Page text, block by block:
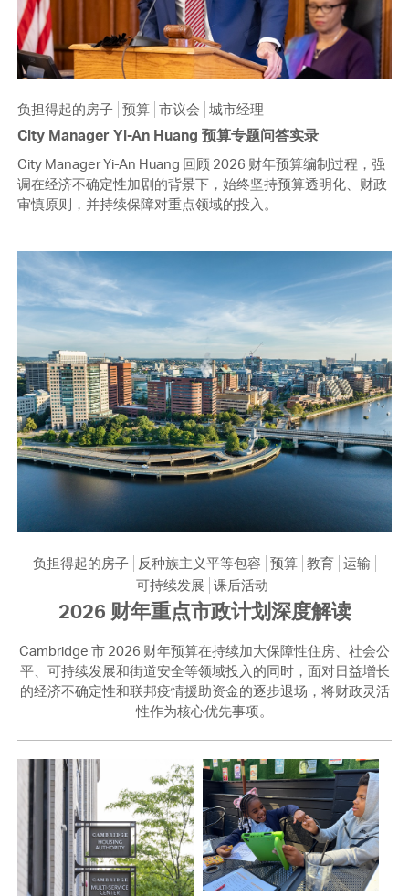
负担得起的房子 预算 市议会 城市经理
City Manager Yi-An Huang 预算专题问答实录
City Manager Yi-An Huang 回顾 2026 财年预算编制过程，强
调在经济不确定性加剧的背景下，始终坚持预算透明化、财政
审慎原则，并持续保障对重点领域的投入。
负担得起的房子 反种族主义平等包容 预算 教育 运输
可持续发展 课后活动
2026 财年重点市政计划深度解读
Cambridge 市 2026 财年预算在持续加大保障性住房、社会公
平、可持续发展和街道安全等领域投入的同时，面对日益增长
的经济不确定性和联邦疫情援助资金的逐步退场，将财政灵活
性作为核心优先事项。